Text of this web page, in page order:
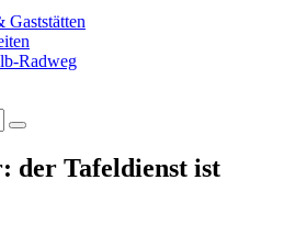
Gaststätten
Radweg
der Tafeldienst ist